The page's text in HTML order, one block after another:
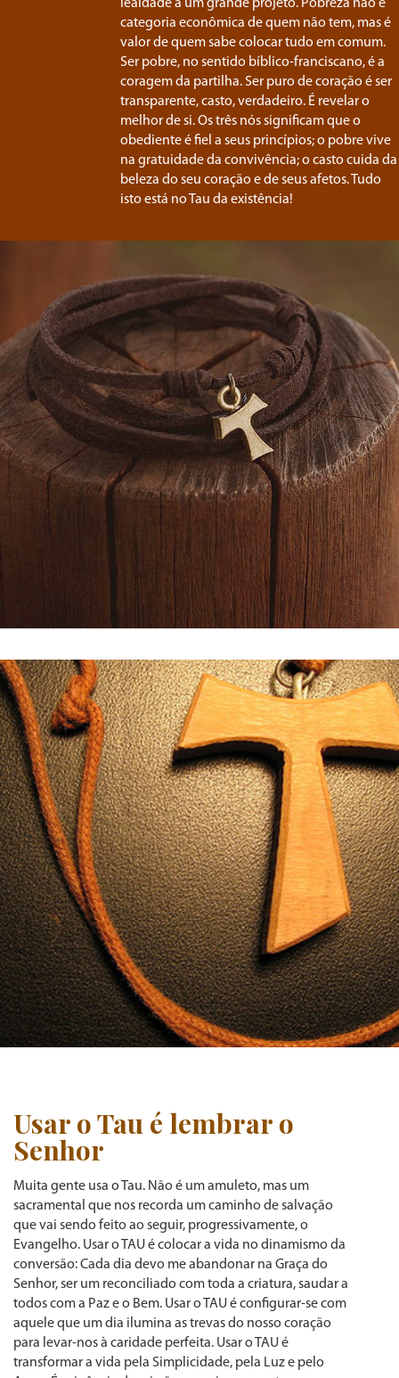
lealdade a um grande projeto. Pobreza não é
categoria econômica de quem não tem, mas é
valor de quem sabe colocar tudo em comum.
Ser pobre, no sentido bíblico-franciscano, é a
coragem da partilha. Ser puro de coração é ser
transparente, casto, verdadeiro. É revelar o
melhor de si. Os três nós significam que o
obediente é fiel a seus princípios; o pobre vive
na gratuidade da convivência; o casto cuida da
beleza do seu coração e de seus afetos. Tudo
isto está no Tau da existência!
Usar o Tau é lembrar o
Senhor
Muita gente usa o Tau. Não é um amuleto, mas um
sacramental que nos recorda um caminho de salvação
que vai sendo feito ao seguir, progressivamente, o
Evangelho. Usar o TAU é colocar a vida no dinamismo da
conversão: Cada dia devo me abandonar na Graça do
Senhor, ser um reconciliado com toda a criatura, saudar a
todos com a Paz e o Bem. Usar o TAU é configurar-se com
aquele que um dia ilumina as trevas do nosso coração
para levar-nos à caridade perfeita. Usar o TAU é
transformar a vida pela Simplicidade, pela Luz e pelo